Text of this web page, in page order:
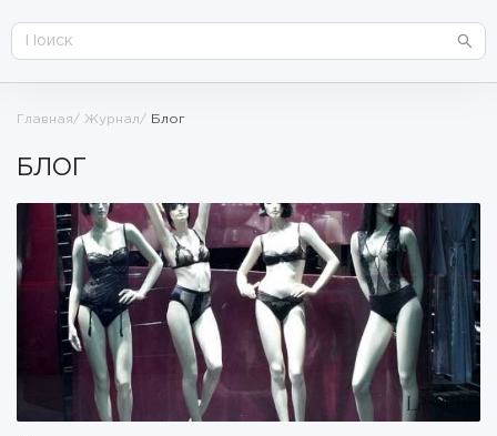
Главная Журнал Блог
БЛОГ